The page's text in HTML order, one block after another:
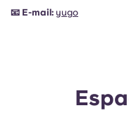
📧 E-mail: yugo